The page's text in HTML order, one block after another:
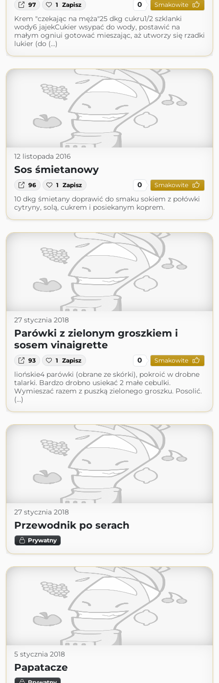
97 1 Zapisz 0 Smakowite
Krem "czekając na męża"25 dkg cukru1/2 szklanki
wody6 jajekCukier wsypać do wody, postawić na
małym ogniui gotować mieszając, aż utworzy się rzadki
lukier (do (...)
12 listopada 2016
Sos śmietanowy
96 1 Zapisz 0 Smakowite
10 dkg śmietany doprawić do smaku sokiem z połówki
cytryny, solą, cukrem i posiekanym koprem.
27 stycznia 2018
Parówki z zielonym groszkiem i
sosem vinaigrette
93 1 Zapisz 0 Smakowite
liońskie4 parówki (obrane ze skórki), pokroić w drobne
talarki. Bardzo drobno usiekać 2 małe cebulki.
Wymieszać razem z puszką zielonego groszku. Posolić.
(...)
27 stycznia 2018
Przewodnik po serach
Prywatny
5 stycznia 2018
Papatacze